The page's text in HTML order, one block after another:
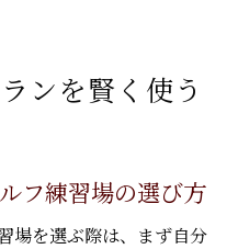
ンを賢く使う
フ練習場の選び方
場を選ぶ際は、まず自分